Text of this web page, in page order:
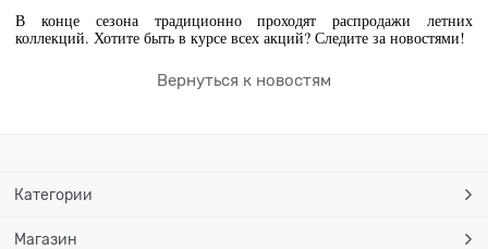
В конце сезона традиционно проходят распродажи летних
коллекций. Хотите быть в курсе всех акций? Следите за новостями!
Вернуться к новостям
Категории
Магазин